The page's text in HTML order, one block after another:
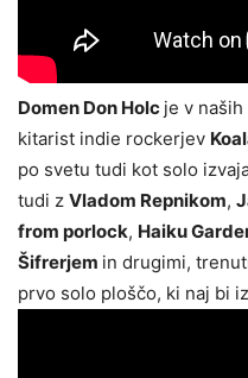
Domen Don Holc je v
kitarist indie rockerjev
po svetu tudi kot solo
tudi z Vladom Repnikom,
from porlock, Haiku
Šifrerjem in drugimi,
prvo solo ploščo, ki naj bi